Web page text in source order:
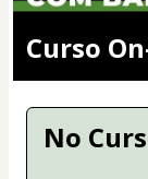
Curso
No